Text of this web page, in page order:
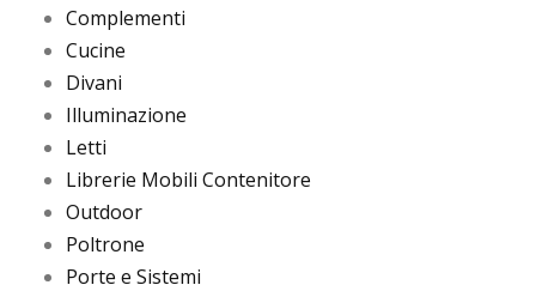
Complementi
Cucine
Divani
Illuminazione
Letti
Librerie Mobili Contenitore
Outdoor
Poltrone
Porte e Sistemi